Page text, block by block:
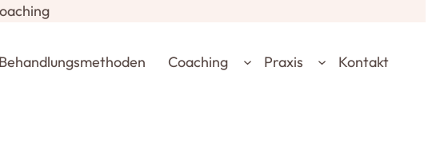
Behandlungsmethoden Coaching Praxis Kontakt